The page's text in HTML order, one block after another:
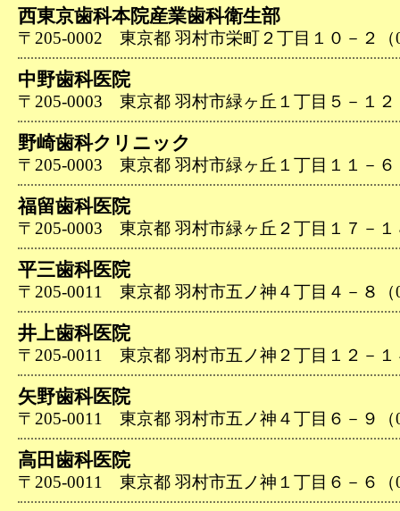
西東京歯科本院産業歯科衛生部
〒205-0002 東京都 羽村市栄町２丁目１０－２（
中野歯科医院
〒205-0003 東京都 羽村市緑ヶ丘１丁目５－１２
野崎歯科クリニック
〒205-0003 東京都 羽村市緑ヶ丘１丁目１１－６
福留歯科医院
〒205-0003 東京都 羽村市緑ヶ丘２丁目１７－１
平三歯科医院
〒205-0011 東京都 羽村市五ノ神４丁目４－８（
井上歯科医院
〒205-0011 東京都 羽村市五ノ神２丁目１２－１
矢野歯科医院
〒205-0011 東京都 羽村市五ノ神４丁目６－９（
高田歯科医院
〒205-0011 東京都 羽村市五ノ神１丁目６－６（